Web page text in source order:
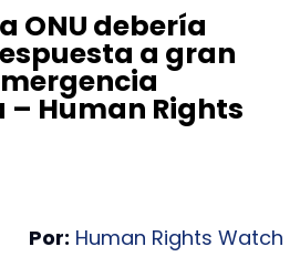
ONU debería
a gran
Human Rights
Por: Human Rights Watch